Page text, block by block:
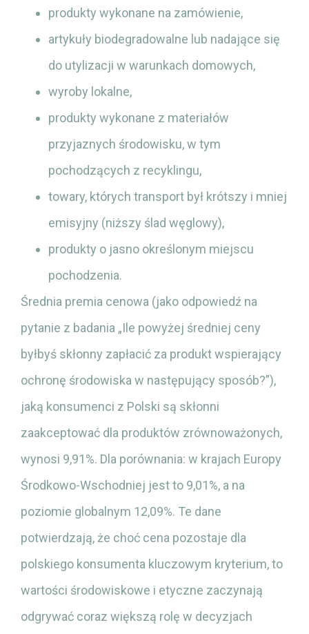
produkty wykonane na zamówienie,
artykuły biodegradowalne lub nadające się
do utylizacji w warunkach domowych,
wyroby lokalne,
produkty wykonane z materiałów
przyjaznych środowisku, w tym
pochodzących z recyklingu,
towary, których transport był krótszy i mniej
emisyjny (niższy ślad węglowy),
produkty o jasno określonym miejscu
pochodzenia.
Średnia premia cenowa (jako odpowiedź na
pytanie z badania „Ile powyżej średniej ceny
byłbyś skłonny zapłacić za produkt wspierający
ochronę środowiska w następujący sposób?”),
jaką konsumenci z Polski są skłonni
zaakceptować dla produktów zrównoważonych,
wynosi 9,91%. Dla porównania: w krajach Europy
Środkowo-Wschodniej jest to 9,01%, a na
poziomie globalnym 12,09%. Te dane
potwierdzają, że choć cena pozostaje dla
polskiego konsumenta kluczowym kryterium, to
wartości środowiskowe i etyczne zaczynają
odgrywać coraz większą rolę w decyzjach